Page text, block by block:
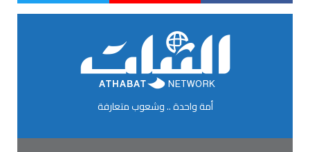
أمة واحدة .. وشعوب متعارفة